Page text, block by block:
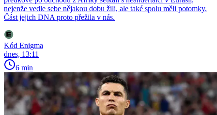
nejenže vedle sebe nějakou dobu žili, ale také spolu měli potomky.
Část jejich DNA proto přežila v nás.
Kód Enigma
dnes, 13:11
6 min